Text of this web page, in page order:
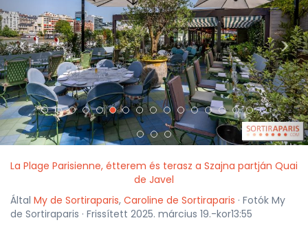
< >
La Plage Parisienne, étterem és terasz a Szajna partján Quai
de Javel
Által My de Sortiraparis, Caroline de Sortiraparis · Fotók My
de Sortiraparis · Frissített 2025. március 19.-kor13:55